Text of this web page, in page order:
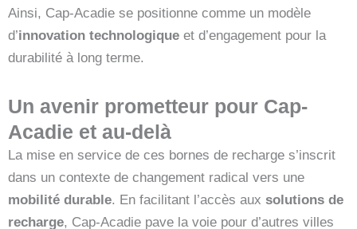
Ainsi, Cap-Acadie se positionne comme un modèle
d’innovation technologique et d’engagement pour la
durabilité à long terme.
Un avenir prometteur pour Cap-
Acadie et au-delà
La mise en service de ces bornes de recharge s’inscrit
dans un contexte de changement radical vers une
mobilité durable. En facilitant l’accès aux solutions de
recharge, Cap-Acadie pave la voie pour d’autres villes